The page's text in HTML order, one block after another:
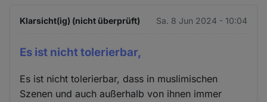
Klarsicht(ig) (nicht überprüft) Sa. 8 Jun 2024 - 10:04
Es ist nicht tolerierbar,
Es ist nicht tolerierbar, dass in muslimischen
Szenen und auch außerhalb von ihnen immer